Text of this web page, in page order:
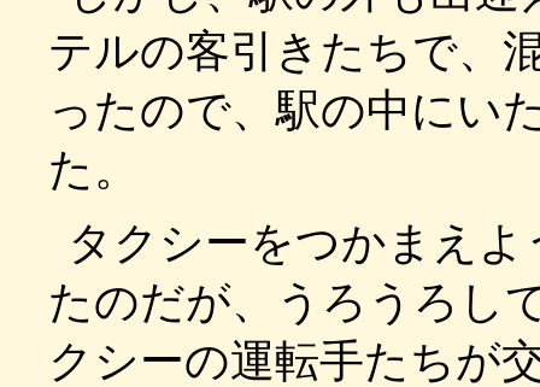
テルの客引きたちで、
ったので、駅の中にい
た。
タクシーをつかまえ
たのだが、うろうろし
クシーの運転手たちが